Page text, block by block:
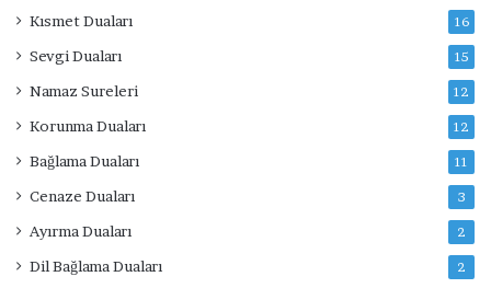
Kısmet Duaları 16
Sevgi Duaları 15
Namaz Sureleri 12
Korunma Duaları 12
Bağlama Duaları 11
Cenaze Duaları 3
Ayırma Duaları 2
Dil Bağlama Duaları 2